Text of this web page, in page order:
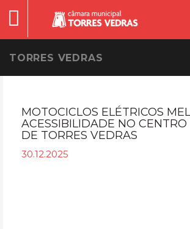
TORRES VEDRAS
MOTOCICLOS ELÉTRICOS
ACESSIBILIDADE NO CENTRO
DE TORRES VEDRAS
30.12.2025